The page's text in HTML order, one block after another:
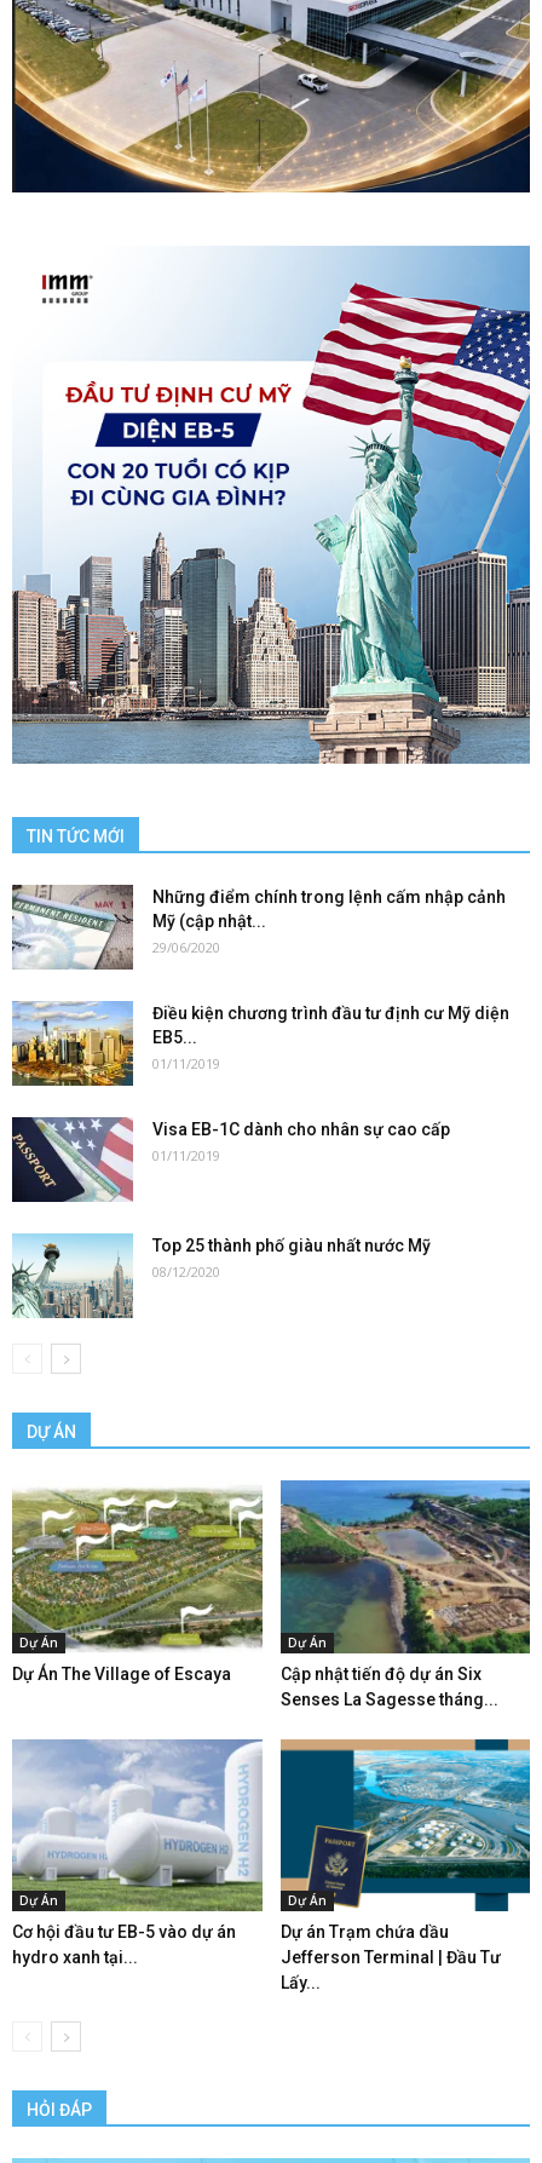
TIN TỨC MỚI
Những điểm chính trong lệnh cấm nhập cảnh
Mỹ (cập nhật...
29/06/2020
Điều kiện chương trình đầu tư định cư Mỹ diện
EB5...
01/11/2019
Visa EB-1C dành cho nhân sự cao cấp
01/11/2019
Top 25 thành phố giàu nhất nước Mỹ
08/12/2020
DỰ ÁN
Dự Án
Dự Án The Village of Escaya
Dự Án
Cập nhật tiến độ dự án Six
Senses La Sagesse tháng...
Dự Án
Cơ hội đầu tư EB-5 vào dự án
hydro xanh tại...
Dự Án
Dự án Trạm chứa dầu
Jefferson Terminal | Đầu Tư
Lấy...
HỎI ĐÁP